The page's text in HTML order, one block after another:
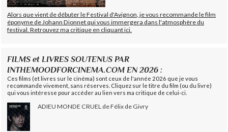
Alors que vient de débuter le Festival d'Avignon, je vous recommande le film
éponyme de Johann Dionnet qui vous immergera dans l'atmosphère du
festival. Retrouvez ma critique en cliquant ici.
FILMS et LIVRES SOUTENUS PAR
INTHEMOODFORCINEMA.COM EN 2026 :
Ces films (et livres sur le cinéma) sont ceux de l'année 2026 que je vous
recommande vivement, sans réserves. Cliquez sur le titre du film (ou du livre)
qui vous intéresse pour accéder au lien vers ma critique de celui-ci.
ADIEU MONDE CRUEL de Félix de Givry